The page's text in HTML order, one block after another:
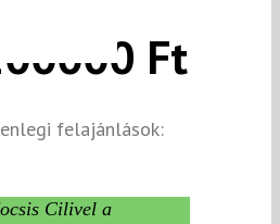
Cilivel a
Ft
felajánlások: